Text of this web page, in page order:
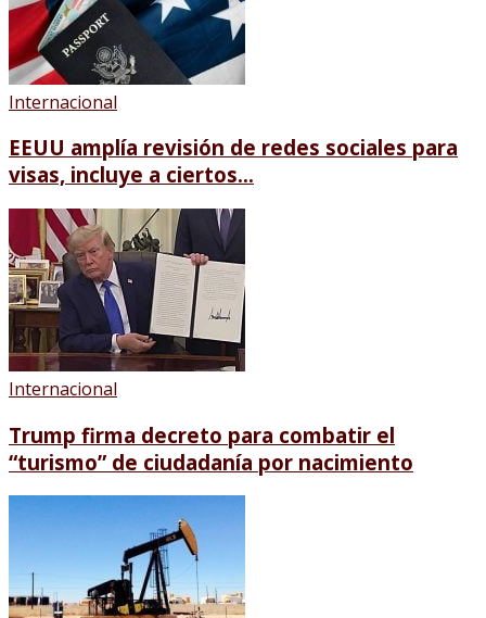
Internacional
EEUU amplía revisión de redes sociales para
visas, incluye a ciertos...
Internacional
Trump firma decreto para combatir el
“turismo” de ciudadanía por nacimiento